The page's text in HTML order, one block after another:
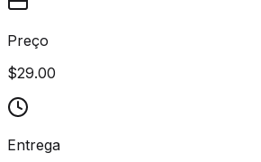
Preço
$29.00
Entrega